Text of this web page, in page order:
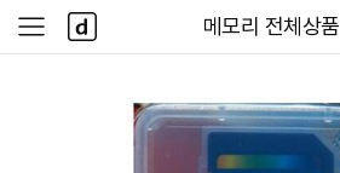
다나와
메모리 전체상품
사
이
다
나
와